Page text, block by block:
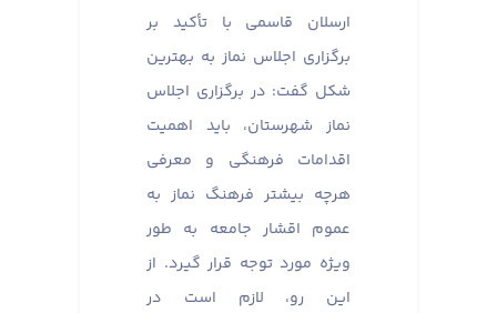
ارسلان قاسمی با تأکید بر
برگزاری اجلاس نماز به بهترین
شکل گفت: در برگزاری اجلاس
نماز شهرستان، باید اهمیت
اقدامات فرهنگی و معرفی
هرچه بیشتر فرهنگ نماز به
عموم اقشار جامعه به طور
ویژه مورد توجه قرار گیرد. از
این رو، لازم است در